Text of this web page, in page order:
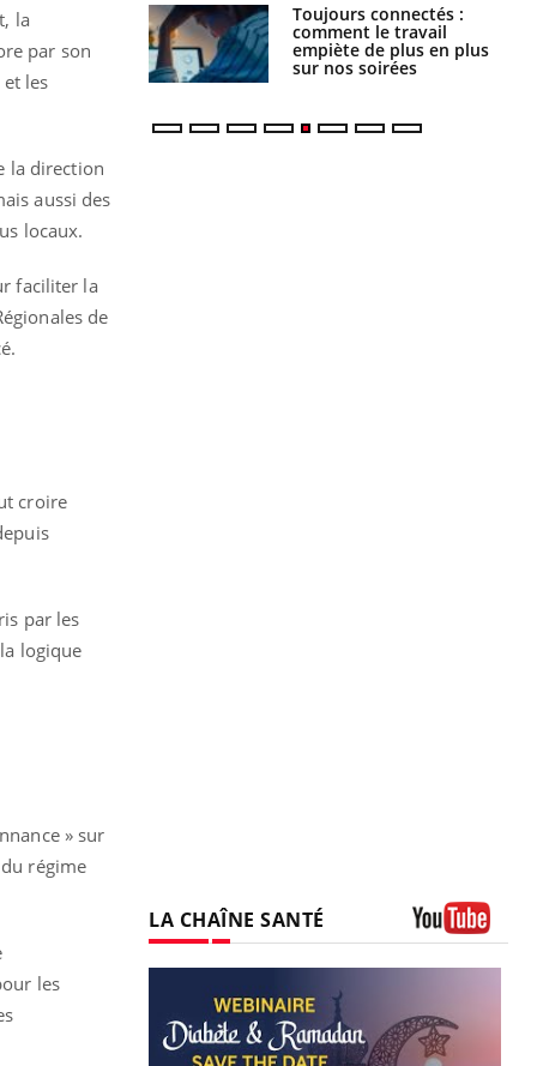
la
par son
les
la direction
aussi des
locaux.
faciliter la
de
croire
par les
logique
» sur
régime
les
connectés :
le travail
plus en plus
Les médicaments GLP-1
protègent-ils aussi les os
?
LA CHAÎNE SANTÉ